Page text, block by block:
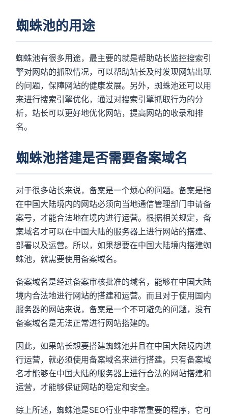
蜘蛛池的用途
蜘蛛池有很多用途，最主要的就是帮助站长监控搜索引
擎对网站的抓取情况，可以帮助站长及时发现网站出现
的问题，保障网站的健康发展。另外，蜘蛛池还可以用
来进行搜索引擎优化，通过对搜索引擎抓取行为的分
析，站长可以更好地优化网站，提高网站的收录和排
名。
蜘蛛池搭建是否需要备案域名
对于很多站长来说，备案是一个烦心的问题。备案是指
在中国大陆境内的网站必须向当地通信管理部门申请备
案号，才能合法地在境内进行运营。根据相关规定，备
案域名才可以在中国大陆的服务器上进行网站的搭建、
部署以及运营。所以，如果想要在中国大陆境内搭建蜘
蛛池，就需要使用备案域名。
备案域名是经过备案审核批准的域名，能够在中国大陆
境内合法地进行网站的搭建和运营。而且对于使用国内
服务器的网站来说，备案是一个不可避免的问题，没有
备案域名是无法正常进行网站搭建的。
因此，如果站长想要搭建蜘蛛池并且在中国大陆境内进
行运营，就必须使用备案域名来进行搭建。只有备案域
名才能够在中国大陆的服务器上进行合法的网站搭建和
运营，才能够保证网站的稳定和安全。
综上所述，蜘蛛池是SEO行业中非常重要的程序，它可